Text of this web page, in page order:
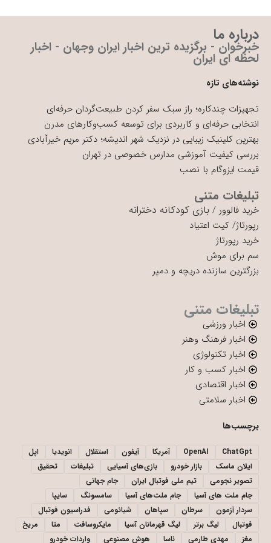
درباره ما
خبرخوان - برگزیده ترین اخبار ایران وجهان - اخبار
لحظه ای ایران
نوشته‌های تازه
تجهیزات چندکاره؛ راز سبک سفر کردن طبیعت‌گردان حرفه‌ای
انتخابی حرفه‌ای و کاربردی برای توسعه کسب‌وکارهای مدرن
بهترین کلینیک زیبایی در نزدیک شهر اندیشه؛ دکتر مریم خیرآبادی
بررسی کیفیت آموزشی مدارس خصوصی در تهران
قیمت ایزوگام با نصب
تبلیغات متنی
خرید فالوور / بازی کودکانه دخترانه
رپورتاژ/ کیت اعتیاد
خرید رپورتاژ
سم برای موش
بزرگترین سازنده دریچه و دمپر
تبلیغات متنی
اخبار ورزشی
اخبار فرهنگ وهنر
اخبار تکنولوژی
اخبار کسب و کار
اخبار اقتصادی
اخبار سلامتی
برچسب‌ها
ChatGpt
OpenAI آمریکا آیفون استقلال انویدیا
اپل
ایلان ماسک
بازار خودرو بازی‌های آسیایی تبلیغات
تحقیق
تصویر نجومی
تیم ملی فوتبال ایران
جام جهانی
جام ملت های آسیا
جام ملت‌های آسیا سامسونگ
سایپا
سردار آزمون
سرطان سپاهان شیائومی
فدراسیون فوتبال
فوتبال
لیگ برتر لیگ قهرمانان آسیا مایکروسافت متا
مریخ
مغز
مهدی طارمی ناسا هوش مصنوعی واردات خودرو